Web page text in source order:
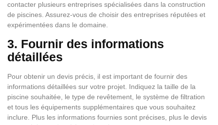
contacter plusieurs entreprises spécialisées dans la construction
de piscines. Assurez-vous de choisir des entreprises réputées et
expérimentées dans le domaine.
3. Fournir des informations
détaillées
Pour obtenir un devis précis, il est important de fournir des
informations détaillées sur votre projet. Indiquez la taille de la
piscine souhaitée, le type de revêtement, le système de filtration
et tous les équipements supplémentaires que vous souhaitez
inclure. Plus les informations fournies sont précises, plus le devis